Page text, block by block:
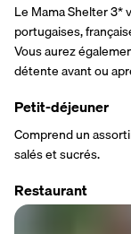
Le Mama Shelter 3*
portugaises,
Vous aurez
détente avant ou
Petit-déjeuner
Comprend un
salés et sucrés.
Restaurant